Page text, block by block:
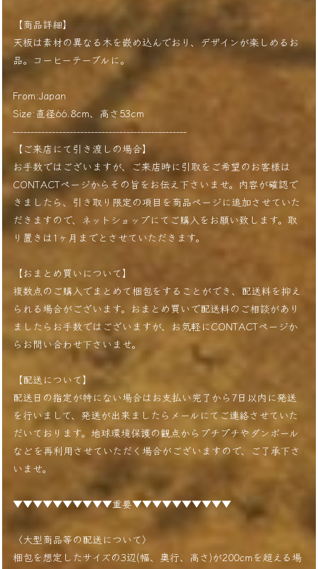
【商品詳細】
天板は素材の異なる木を嵌め込んでおり、デザインが楽しめるお
品。コーヒーテーブルに。
From:Japan
Size:直径66.8cm、高さ53cm
-------------------------------------------------
【ご来店にて引き渡しの場合】
お手数ではございますが、ご来店時に引取をご希望のお客様は
CONTACTページからその旨をお伝え下さいませ。内容が確認で
きましたら、引き取り限定の項目を商品ページに追加させていた
だきますので、ネットショップにてご購入をお願い致します。取
り置きは1ヶ月までとさせていただきます。
【おまとめ買いについて】
複数点のご購入でまとめて梱包をすることができ、配送料を抑え
られる場合がございます。おまとめ買いで配送料のご相談があり
ましたらお手数ではございますが、お気軽にCONTACTページか
らお問い合わせ下さいませ。
【配送について】
配送日の指定が特にない場合はお支払い完了から7日以内に発送
を行いまして、発送が出来ましたらメールにてご連絡させていた
だいております。地球環境保護の観点からプチプチやダンボール
などを再利用させていただく場合がございますので、ご了承下さ
いませ。
▼▼▼▼▼▼▼▼▼▼重要▼▼▼▼▼▼▼▼▼▼
〈大型商品等の配送について〉
梱包を想定したサイズの3辺(幅、奥行、高さ)が200cmを超える場